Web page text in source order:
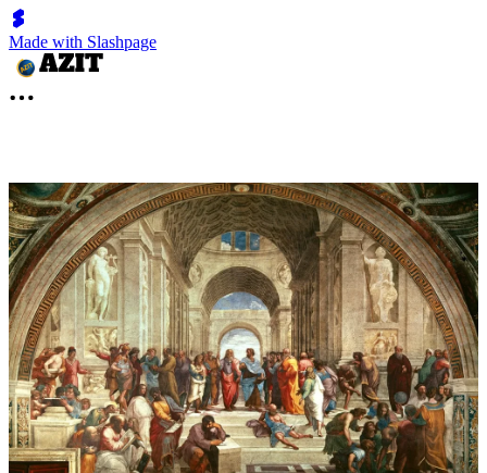
Made with Slashpage